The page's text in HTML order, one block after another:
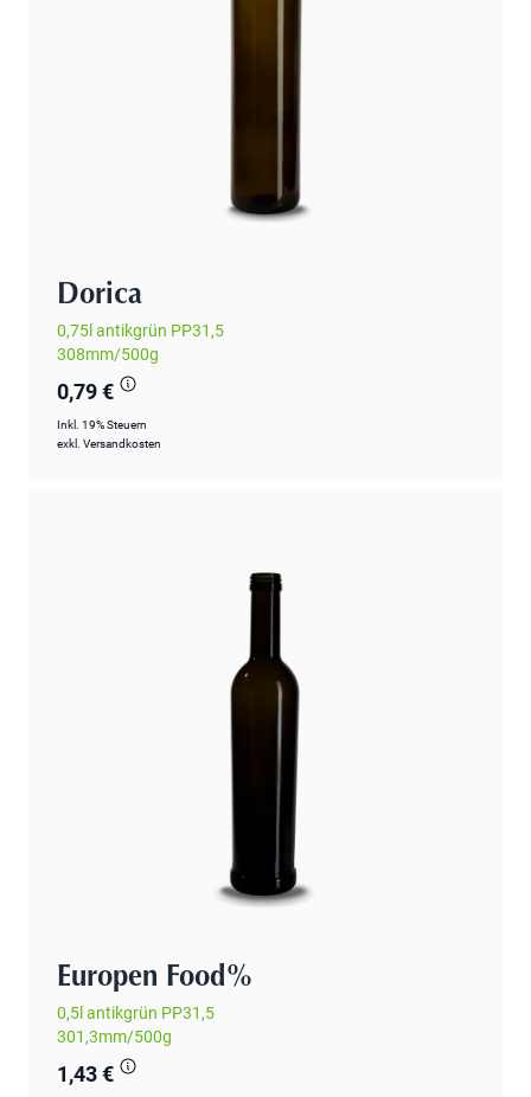
Dorica
0,75l antikgrün PP31,5
308mm/500g
0,79 €
Inkl. 19% Steuern
exkl. Versandkosten
Europen Food%
0,5l antikgrün PP31,5
301,3mm/500g
1,43 €